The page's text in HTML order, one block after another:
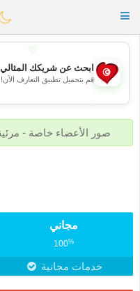
Toggle
💕
ابحث عن شريكك المثالي
قم بتحميل تطبيق التعارف الآن!
صور الأعضاء خاصة -
مجاني
100%
خدمات مجانية